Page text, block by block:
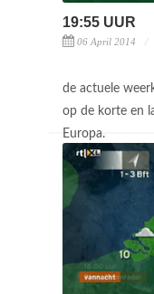
19:55 UUR
06 April 2014
de actuele
op de korte en
Europa.